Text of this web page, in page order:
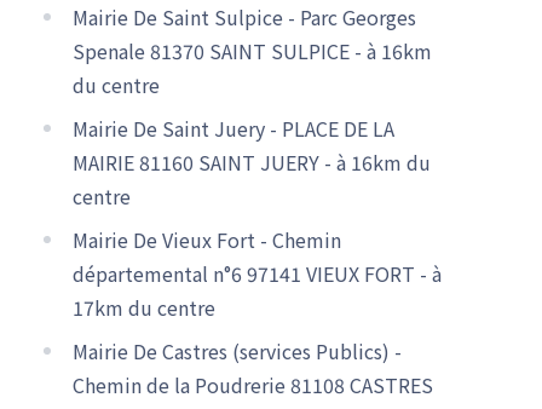
Mairie De Saint Sulpice - Parc Georges
Spenale 81370 SAINT SULPICE - à 16km
du centre
Mairie De Saint Juery - PLACE DE LA
MAIRIE 81160 SAINT JUERY - à 16km du
centre
Mairie De Vieux Fort - Chemin
départemental n°6 97141 VIEUX FORT - à
17km du centre
Mairie De Castres (services Publics) -
Chemin de la Poudrerie 81108 CASTRES